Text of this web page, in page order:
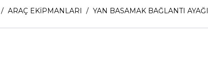
ARAÇ EKİPMANLARI YAN BASAMAK BAĞLANTI AYAĞI